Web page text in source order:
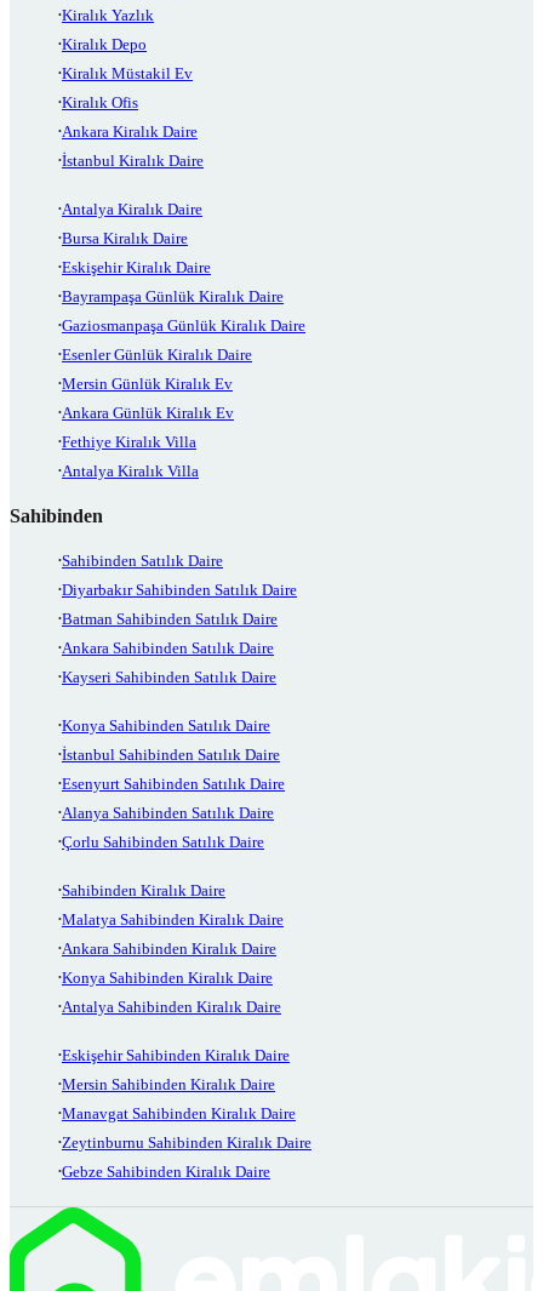
Kiralık Yazlık
Kiralık Depo
Kiralık Müstakil Ev
Kiralık Ofis
Ankara Kiralık Daire
İstanbul Kiralık Daire
Antalya Kiralık Daire
Bursa Kiralık Daire
Eskişehir Kiralık Daire
Bayrampaşa Günlük Kiralık Daire
Gaziosmanpaşa Günlük Kiralık Daire
Esenler Günlük Kiralık Daire
Mersin Günlük Kiralık Ev
Ankara Günlük Kiralık Ev
Fethiye Kiralık Villa
Antalya Kiralık Villa
Sahibinden
Sahibinden Satılık Daire
Diyarbakır Sahibinden Satılık Daire
Batman Sahibinden Satılık Daire
Ankara Sahibinden Satılık Daire
Kayseri Sahibinden Satılık Daire
Konya Sahibinden Satılık Daire
İstanbul Sahibinden Satılık Daire
Esenyurt Sahibinden Satılık Daire
Alanya Sahibinden Satılık Daire
Çorlu Sahibinden Satılık Daire
Sahibinden Kiralık Daire
Malatya Sahibinden Kiralık Daire
Ankara Sahibinden Kiralık Daire
Konya Sahibinden Kiralık Daire
Antalya Sahibinden Kiralık Daire
Eskişehir Sahibinden Kiralık Daire
Mersin Sahibinden Kiralık Daire
Manavgat Sahibinden Kiralık Daire
Zeytinburnu Sahibinden Kiralık Daire
Gebze Sahibinden Kiralık Daire